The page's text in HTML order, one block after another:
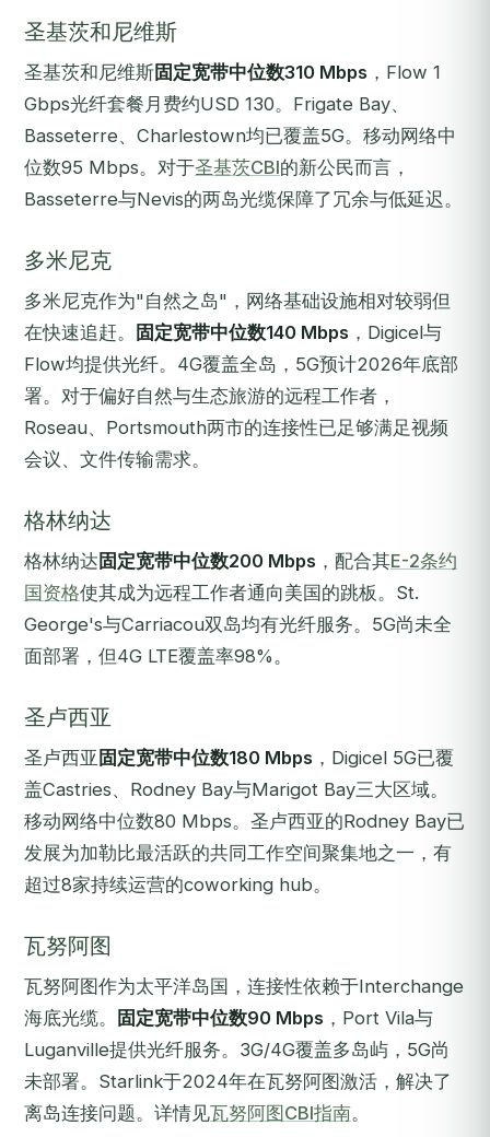
圣基茨和尼维斯
圣基茨和尼维斯固定宽带中位数310 Mbps ，Flow 1
Gbps光纤套餐月费约USD 130。Frigate Bay、
Basseterre、Charlestown均已覆盖5G。移动网络中
位数95 Mbps。对于圣基茨CBI的新公民而言，
Basseterre与Nevis的两岛光缆保障了冗余与低延迟。
多米尼克
多米尼克作为"自然之岛"，网络基础设施相对较弱但
在快速追赶。
固定宽带中位数140 Mbps ，Digicel与
Flow均提供光纤。4G覆盖全岛，5G预计2026年底部
署。对于偏好自然与生态旅游的远程工作者，
Roseau、Portsmouth两市的连接性已足够满足视频
会议、文件传输需求。
格林纳达
格林纳达 固定宽带中位数200 Mbps ，配合其E-2条约
国资格使其成为远程工作者通向美国的跳板。St.
George's与Carriacou双岛均有光纤服务。5G尚未全
面部署，但4G LTE覆盖率98%。
圣卢西亚
圣卢西亚 固定宽带中位数180 Mbps ，Digicel 5G已覆
盖Castries、Rodney Bay与Marigot Bay三大区域。
移动网络中位数80 Mbps。圣卢西亚的Rodney Bay已
发展为加勒比最活跃的共同工作空间聚集地之一，有
超过8家持续运营的coworking hub。
瓦努阿图
瓦努阿图作为太平洋岛国，连接性依赖于Interchange
海底光缆。
固定宽带中位数90 Mbps ，Port Vila与
Luganville提供光纤服务。3G/4G覆盖多岛屿，5G尚
未部署。Starlink于2024年在瓦努阿图激活，解决了
离岛连接问题。详情见瓦努阿图CBI指南。